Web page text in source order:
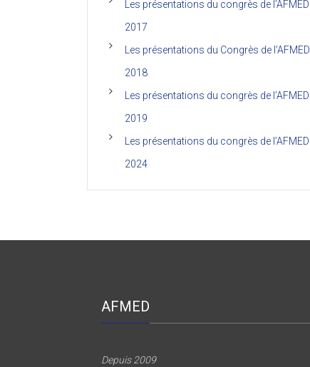
Les présentations du congrès de l’AFMED
2017
Les présentations du Congrès de l’AFMED
2018
Les présentations du congrès de l’AFMED
2019
Les présentations du congrès de l’AFMED
2024
AFMED
Depuis 2009